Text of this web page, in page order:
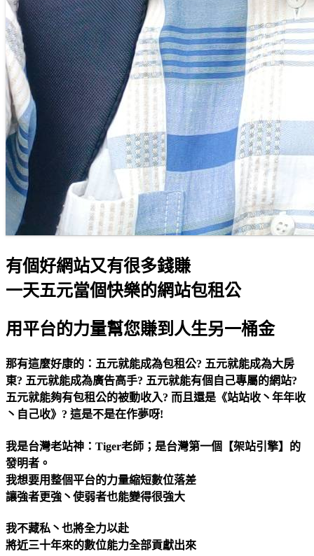
有個好網站又有很多錢賺
一天五元當個快樂的網站包租公
用平台的力量幫您賺到人生另一桶金
那有這麼好康的：五元就能成為包租公? 五元就能成為大房
東? 五元就能成為廣告高手? 五元就能有個自己專屬的網站?
五元就能夠有包租公的被動收入? 而且還是《站站收丶年年收
丶自己收》? 這是不是在作夢呀!
我是台灣老站神：Tiger老師；是台灣第一個【架站引擎】的
發明者。
我想要用整個平台的力量縮短數位落差
讓強者更強丶使弱者也能變得很強大
我不藏私丶也將全力以赴
將近三十年來的數位能力全部貢獻出來